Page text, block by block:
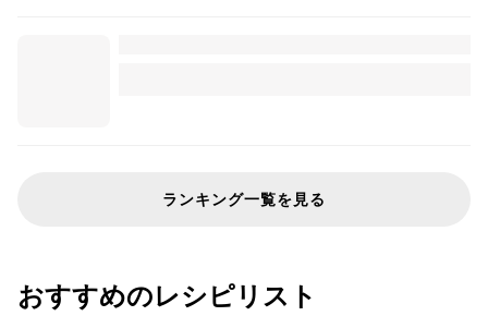
ランキング一覧を見る
おすすめのレシピリスト